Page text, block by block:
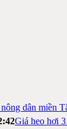
dân miền
Giá heo hơi